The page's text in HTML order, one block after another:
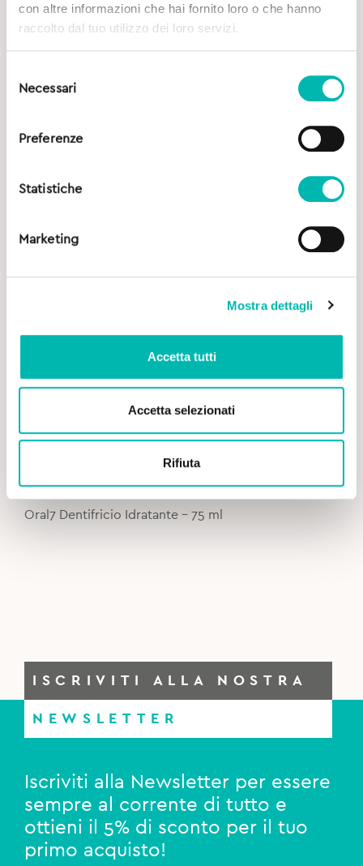
con altre informazioni che hai fornito loro o che hanno
raccolto dal tuo utilizzo dei loro servizi.
delNecessari
Preferenze
Statistiche
Marketing
Mostra dettagli
Accetta tutti
Accetta selezionati
Rifiuta
price
was:
11,00€.
price
is:
9,00€.
Oral7 Dentifricio Idratante – 75 ml
ISCRIVITI ALLA NOSTRA
NEWSLETTER
Iscriviti alla Newsletter per essere
sempre al corrente di tutto e
ottieni il 5% di sconto per il tuo
primo acquisto!